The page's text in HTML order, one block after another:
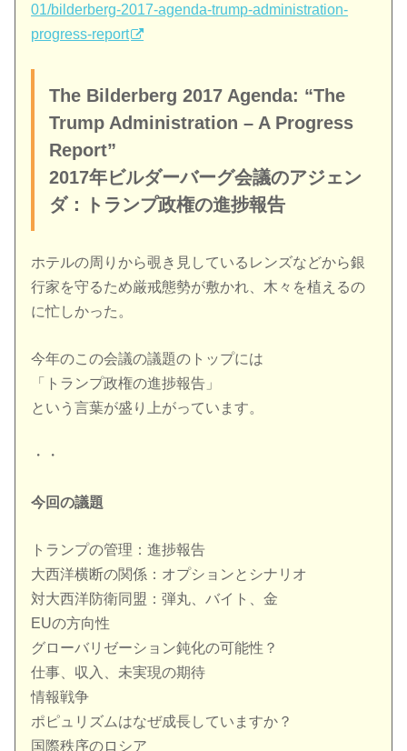
01/bilderberg-2017-agenda-trump-administration-
progress-report
The Bilderberg 2017 Agenda: “The
Trump Administration – A Progress
Report”
2017年ビルダーバーグ会議のアジェン
ダ：トランプ政権の進捗報告
ホテルの周りから覗き見しているレンズなどから銀
行家を守るため厳戒態勢が敷かれ、木々を植えるの
に忙しかった。
今年のこの会議の議題のトップには
「トランプ政権の進捗報告」
という言葉が盛り上がっています。
・・
今回の議題
トランプの管理：進捗報告
大西洋横断の関係：オプションとシナリオ
対大西洋防衛同盟：弾丸、バイト、金
EUの方向性
グローバリゼーション鈍化の可能性？
仕事、収入、未実現の期待
情報戦争
ポピュリズムはなぜ成長していますか？
国際秩序のロシア